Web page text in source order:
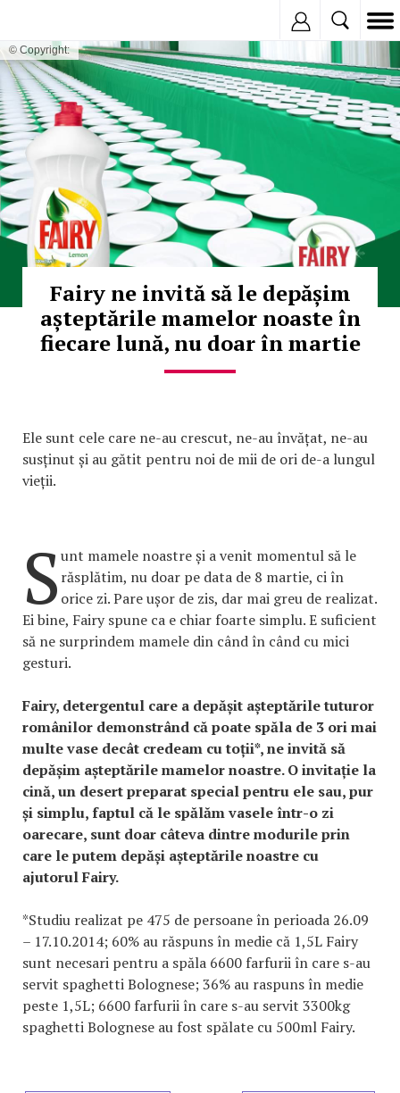
© Copyright:
Fairy ne invită să le depășim
așteptările mamelor noaste în
fiecare lună, nu doar în martie
Ele sunt cele care ne-au crescut, ne-au învățat, ne-au
susținut și au gătit pentru noi de mii de ori de-a lungul
vieții.
Sunt mamele noastre și a venit momentul să le
răsplătim, nu doar pe data de 8 martie, ci în
orice zi. Pare ușor de zis, dar mai greu de realizat.
Ei bine, Fairy spune ca e chiar foarte simplu. E suficient
să ne surprindem mamele din când în când cu mici
gesturi.
Fairy, detergentul care a depășit așteptările tuturor
românilor demonstrând că poate spăla de 3 ori mai
multe vase decât credeam cu toții*, ne invită să
depășim așteptările mamelor noastre. O invitație la
cină, un desert preparat special pentru ele sau, pur
și simplu, faptul că le spălăm vasele într-o zi
oarecare, sunt doar câteva dintre modurile prin
care le putem depăși așteptările noastre cu
ajutorul Fairy.
*Studiu realizat pe 475 de persoane în perioada 26.09
– 17.10.2014; 60% au răspuns în medie că 1,5L Fairy
sunt necesari pentru a spăla 6600 farfurii în care s-au
servit spaghetti Bolognese; 36% au raspuns în medie
peste 1,5L; 6600 farfurii în care s-au servit 3300kg
spaghetti Bolognese au fost spălate cu 500ml Fairy.